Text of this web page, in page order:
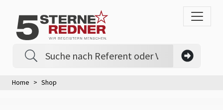
Home Shop